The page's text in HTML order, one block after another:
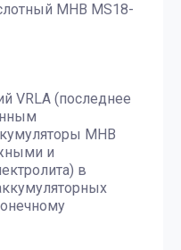
MHB MS18-
VRLA (последнее
MHB
и
в